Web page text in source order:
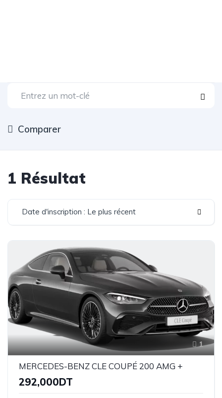
Comparer
1 Résultat
Date d'inscription : Le plus récent
1
MERCEDES-BENZ CLE COUPÉ 200 AMG +
292,000DT